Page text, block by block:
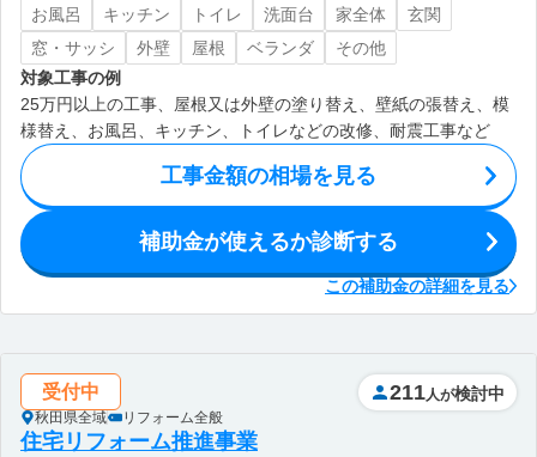
お風呂
キッチン トイレ 洗面台 家全体
玄関
窓・サッシ
外壁 屋根 ベランダ
その他
対象工事の例
25万円以上の工事、屋根又は外壁の塗り替え、壁紙の張替え、模
様替え、お風呂、キッチン、トイレなどの改修、耐震工事など
工事金額の相場を見る
補助金が使えるか診断する
この補助金の詳細を見る
受付中
秋田県全域 リフォーム全般
211 人が検討中
住宅リフォーム推進事業